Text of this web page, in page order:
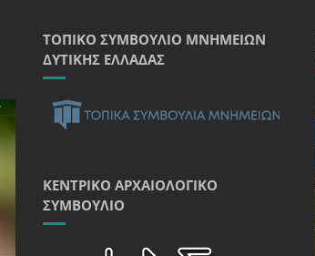
ΤΟΠΙΚΌ ΣΥΜΒΟΎΛΙΟ ΜΝΗΜΕΊΩΝ
ΔΥΤΙΚΉΣ ΕΛΛΆΔΑΣ
ΚΕΝΤΡΙΚΌ ΑΡΧΑΙΟΛΟΓΙΚΌ
ΣΥΜΒΟΎΛΙΟ